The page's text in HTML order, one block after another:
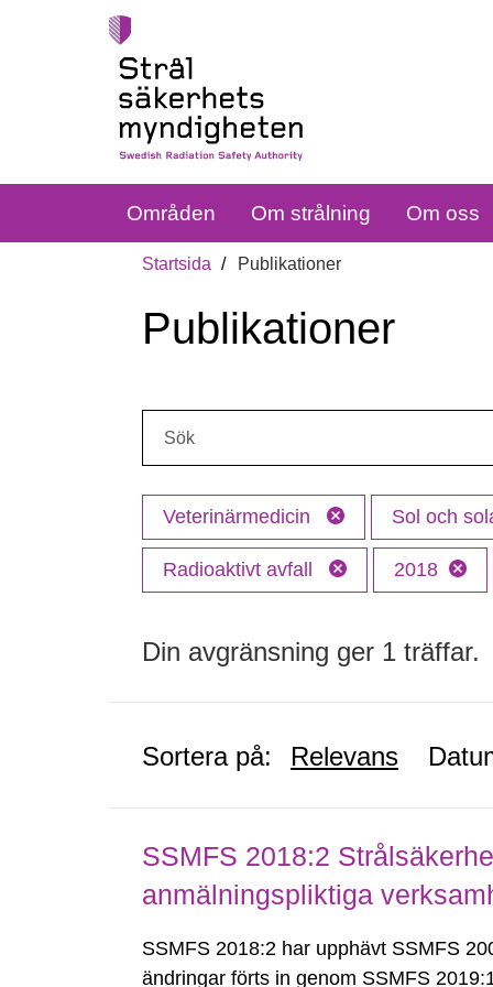
Områden Om strålning Om oss
Startsida Publikationer
Publikationer
Veterinärmedicin Sol och
Radioaktivt avfall 2018
Din avgränsning ger 1 träffar.
Sortera på: Relevans
SSMFS 2018:2
anmälningspliktiga
SSMFS 2018:2 har upphävt SSMFS
ändringar förts in genom SSMFS